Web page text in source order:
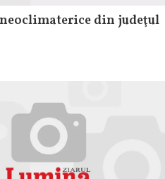
din judeţul